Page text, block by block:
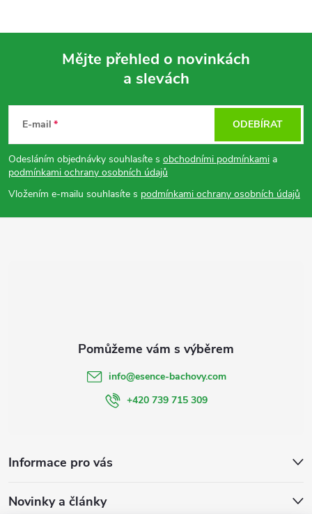
p
a
Mějte přehled o novinkách
a slevách
E-mail
Odesláním objednávky souhlasíte s obchodními podmínkami a
podmínkami ochrany osobních údajů
Vložením e-mailu souhlasíte s podmínkami ochrany osobních údajů
ODEBÍRAT
Informace pro vás
Novinky a články
info@esence-bachovy.com
+420 739 715 309